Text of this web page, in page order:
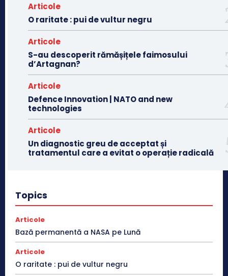
Articole
O raritate : pui de vultur negru
Articole
S-au descoperit rămășițele faimosului
d’Artagnan?
Articole
Defence Innovation | NATO and new
technologies
Articole
Un diagnostic greu de acceptat și
tratamentul care a evitat o operație radicală
Topics
Articole
Bază permanentă a NASA pe Lună
Articole
O raritate : pui de vultur negru